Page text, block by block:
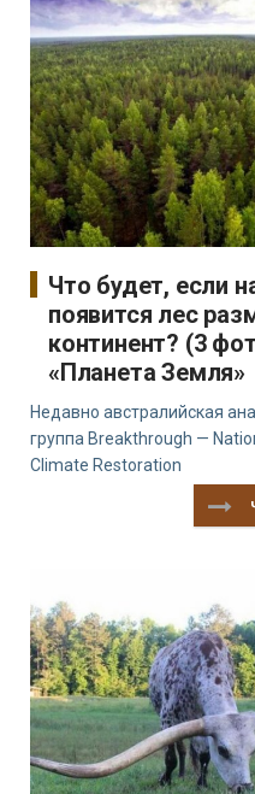
Что будет, если
появится лес
континент? (3
«Планета Земля»
Недавно австралийская
группа Breakthrough —
Climate Restoration